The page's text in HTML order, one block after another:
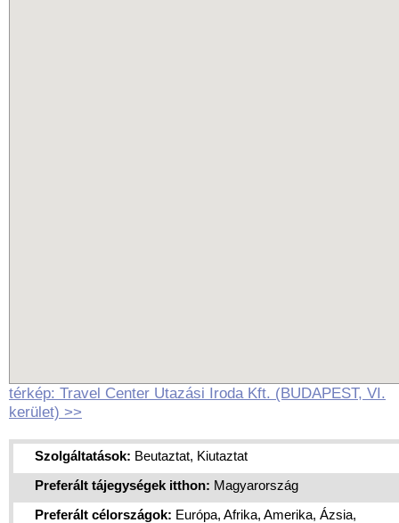
térkép: Travel Center Utazási Iroda Kft. (BUDAPEST, VI.
kerület) >>
Szolgáltatások: Beutaztat, Kiutaztat
Preferált tájegységek itthon: Magyarország
Preferált célországok: Európa, Afrika, Amerika, Ázsia,